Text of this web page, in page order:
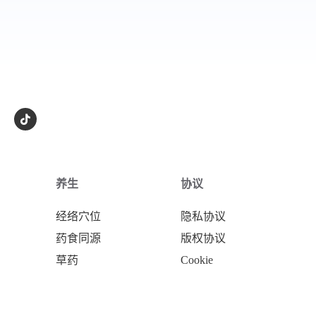
养生
经络穴位
药食同源
草药
协议
隐私协议
版权协议
Cookie